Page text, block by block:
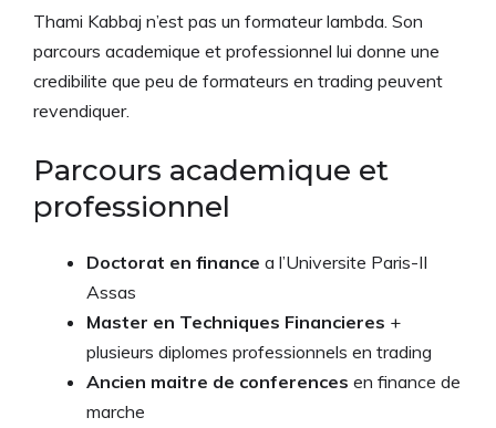
Thami Kabbaj n’est pas un formateur lambda. Son
parcours academique et professionnel lui donne une
credibilite que peu de formateurs en trading peuvent
revendiquer.
Parcours academique et
professionnel
Doctorat en finance a l’Universite Paris-II
Assas
Master en Techniques Financieres +
plusieurs diplomes professionnels en trading
Ancien maitre de conferences en finance de
marche